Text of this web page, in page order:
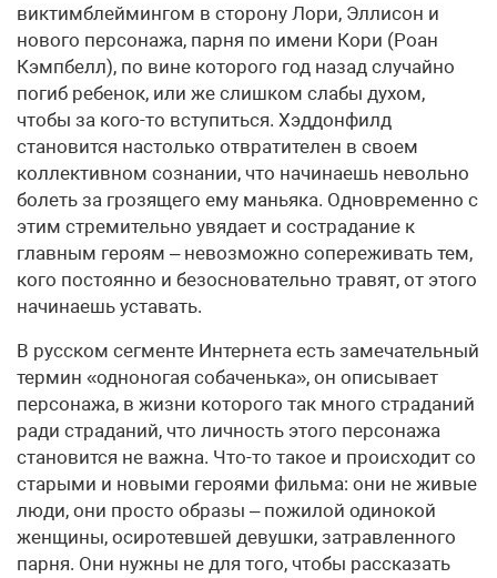
виктимблеймингом в сторону Лори, Эллисон и
нового персонажа, парня по имени Кори (Роан
Кэмпбелл), по вине которого год назад случайно
погиб ребенок, или же слишком слабы духом,
чтобы за кого-то вступиться. Хэддонфилд
становится настолько отвратителен в своем
коллективном сознании, что начинаешь невольно
болеть за грозящего ему маньяка. Одновременно с
этим стремительно увядает и сострадание к
главным героям – невозможно сопереживать тем,
кого постоянно и безосновательно травят, от этого
начинаешь уставать.
В русском сегменте Интернета есть замечательный
термин «одноногая собаченька», он описывает
персонажа, в жизни которого так много страданий
ради страданий, что личность этого персонажа
становится не важна. Что-то такое и происходит со
старыми и новыми героями фильма: они не живые
люди, они просто образы – пожилой одинокой
женщины, осиротевшей девушки, затравленного
парня. Они нужны не для того, чтобы рассказать